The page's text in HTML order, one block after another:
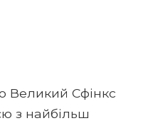
Великий Сфінкс
з найбільш